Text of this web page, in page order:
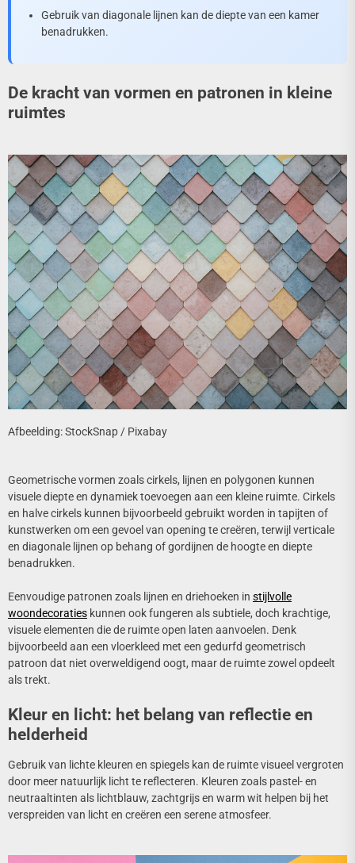
Gebruik van diagonale lijnen kan de diepte van een kamer
benadrukken.
De kracht van vormen en patronen in kleine
ruimtes
Afbeelding: StockSnap / Pixabay
Geometrische vormen zoals cirkels, lijnen en polygonen kunnen
visuele diepte en dynamiek toevoegen aan een kleine ruimte. Cirkels
en halve cirkels kunnen bijvoorbeeld gebruikt worden in tapijten of
kunstwerken om een gevoel van opening te creëren, terwijl verticale
en diagonale lijnen op behang of gordijnen de hoogte en diepte
benadrukken.
Eenvoudige patronen zoals lijnen en driehoeken in stijlvolle
woondecoraties kunnen ook fungeren als subtiele, doch krachtige,
visuele elementen die de ruimte open laten aanvoelen. Denk
bijvoorbeeld aan een vloerkleed met een gedurfd geometrisch
patroon dat niet overweldigend oogt, maar de ruimte zowel opdeelt
als trekt.
Kleur en licht: het belang van reflectie en
helderheid
Gebruik van lichte kleuren en spiegels kan de ruimte visueel vergroten
door meer natuurlijk licht te reflecteren. Kleuren zoals pastel- en
neutraaltinten als lichtblauw, zachtgrijs en warm wit helpen bij het
verspreiden van licht en creëren een serene atmosfeer.